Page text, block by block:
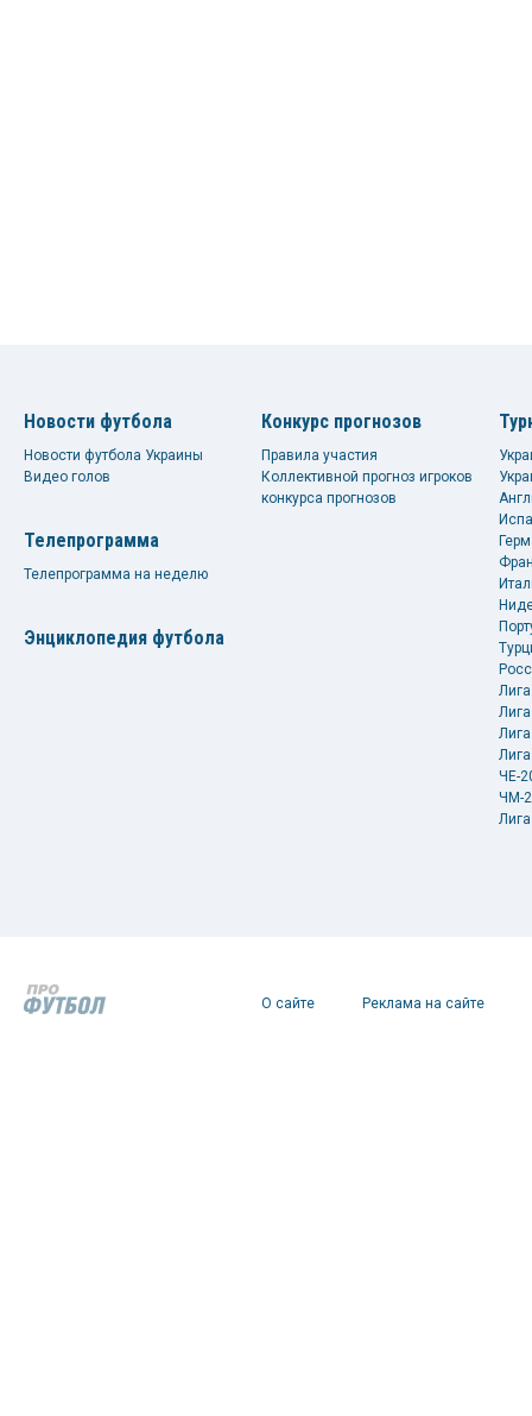
Новости футбола
Новости футбола Украины
Видео голов
Телепрограмма
Телепрограмма на неделю
Энциклопедия футбола
Конкурс прогнозов
Правила участия
Коллективной прогноз игроков
конкурса прогнозов
ЧЕ-
ЧМ-
О сайте Реклама на сайте